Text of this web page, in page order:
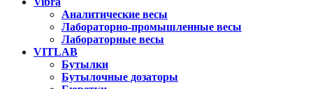
Аналитические весы
Лабораторно-промышленные весы
Лабораторные весы
VITLAB
Бутылки
Бутылочные дозаторы